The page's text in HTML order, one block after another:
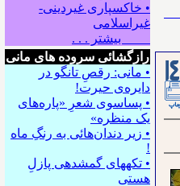
• خاکسپاری غیردینی-
غیراسلامی
بیشتر . . .
رازگشائی سروده های مانی
• مانی: رقصِ تانگو در
دایره‌ی حیرت!
• پساسوی شعرِ «پاره‌های
یک منظره»
• زیر دندان‌هائی به رنگِ ماه
!
• تکه⁪های گمشده⁪ی پازلِ
هستی